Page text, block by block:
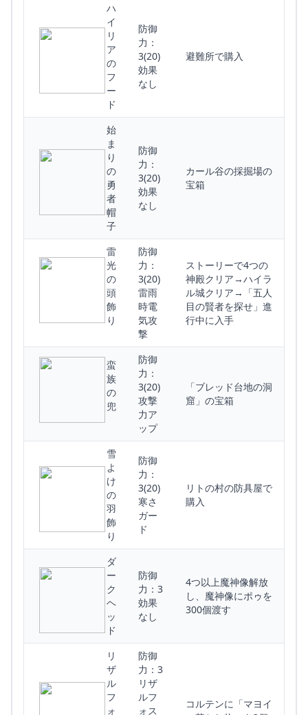
ハ
イ
リ
ア
の
フ
ー
ド
防御
力：
3(20)
効果
なし
避難所で購入
始
ま
り
の
勇
者
帽
子
防御
力：
3(20)
効果
なし
カール谷の採掘場の
宝箱
雷
光
の
頭
飾
り
防御
力：
3(20)
雷雨
時電
気攻
撃
ストーリーで4つの
神殿クリア→ハイラ
ル城クリア→「五人
目の賢者を探せ」進
行中に入手
蛮
族
の
兜
防御
力：
3(20)
攻撃
力ア
ップ
「ブレッド台地の洞
窟」の宝箱
雪
よ
け
の
羽
飾
り
防御
力：
3(20)
寒さ
ガー
ド
リトの村の防具屋で
購入
ダ
ー
ク
ヘ
ッ
ド
防御
力：3
効果
なし
4つ以上魔神像解放
し、魔神像にポゥを
300個渡す
リ
ザ
ル
フ
ォ
防御
力：3
リザ
ルフ
ォス
コルテンに「マヨイ